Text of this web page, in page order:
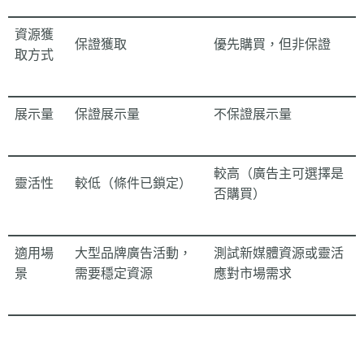
資源獲
取方式
保證獲取 優先購買，但非保證
展示量 保證展示量 不保證展示量
靈活性 較低（條件已鎖定）
較高（廣告主可選擇是
否購買）
適用場
景
大型品牌廣告活動，
需要穩定資源
測試新媒體資源或靈活
應對市場需求